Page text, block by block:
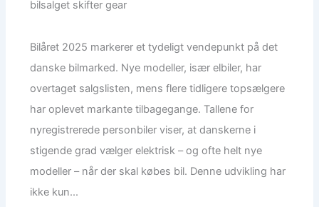
bilsalget skifter gear
Bilåret 2025 markerer et tydeligt vendepunkt på det
danske bilmarked. Nye modeller, især elbiler, har
overtaget salgslisten, mens flere tidligere topsælgere
har oplevet markante tilbagegange. Tallene for
nyregistrerede personbiler viser, at danskerne i
stigende grad vælger elektrisk – og ofte helt nye
modeller – når der skal købes bil. Denne udvikling har
ikke kun...